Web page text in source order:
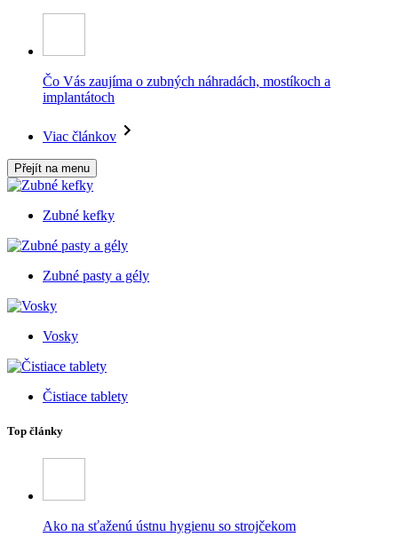
Čo Vás zaujíma o zubných náhradách, mostíkoch a
implantátoch
Viac článkov
Přejít na menu
Zubné kefky
Zubné pasty a gély
Vosky
Čistiace tablety
Top články
Ako na sťaženú ústnu hygienu so strojčekom